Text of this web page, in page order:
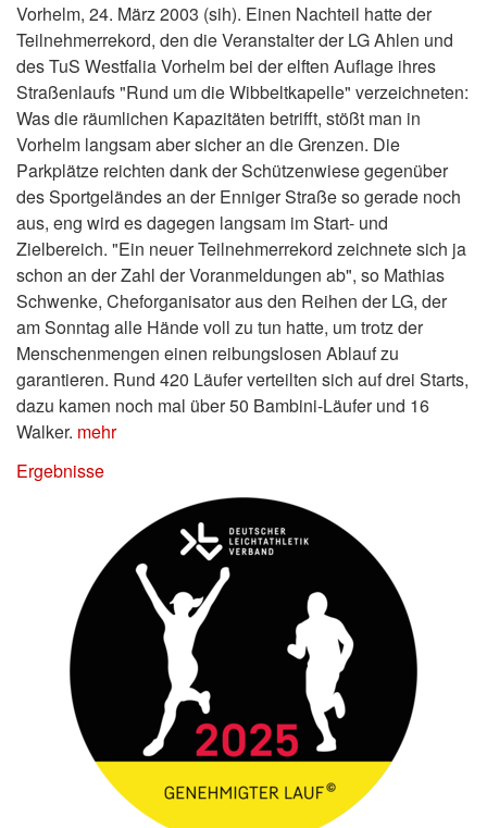
Vorhelm, 24. März 2003 (sih). Einen Nachteil hatte der
Teilnehmerrekord, den die Veranstalter der LG Ahlen und
des TuS Westfalia Vorhelm bei der elften Auflage ihres
Straßenlaufs "Rund um die Wibbeltkapelle" verzeichneten:
Was die räumlichen Kapazitäten betrifft, stößt man in
Vorhelm langsam aber sicher an die Grenzen. Die
Parkplätze reichten dank der Schützenwiese gegenüber
des Sportgeländes an der Enniger Straße so gerade noch
aus, eng wird es dagegen langsam im Start- und
Zielbereich. "Ein neuer Teilnehmerrekord zeichnete sich ja
schon an der Zahl der Voranmeldungen ab", so Mathias
Schwenke, Cheforganisator aus den Reihen der LG, der
am Sonntag alle Hände voll zu tun hatte, um trotz der
Menschenmengen einen reibungslosen Ablauf zu
garantieren. Rund 420 Läufer verteilten sich auf drei Starts,
dazu kamen noch mal über 50 Bambini-Läufer und 16
Walker. mehr
Ergebnisse